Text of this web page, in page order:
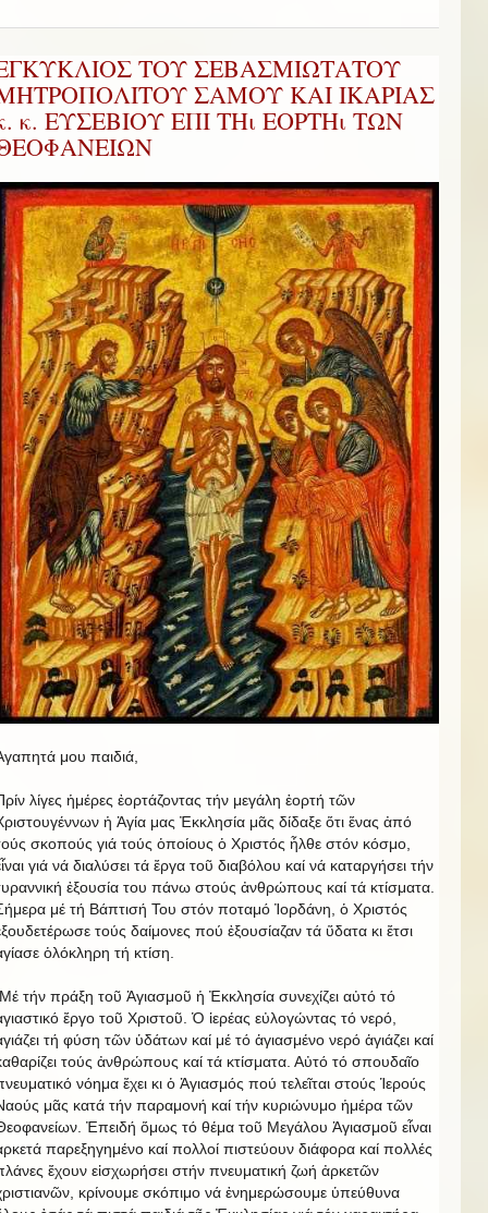
ΤΟΥ ΣΕΒΑΣΜΙΩΤΑΤΟΥ
ΣΑΜΟΥ ΚΑΙ ΙΚΑΡΙΑΣ
κ. ΕΥΣΕΒΙΟΥ ΕΠΙ ΤΗι ΕΟΡΤΗι ΤΩΝ
μου παιδιά,
λίγες ἡμέρες ἐορτάζοντας τήν μεγάλη ἑορτή τῶν
ἡ Ἁγία μας Ἐκκλησία μᾶς δίδαξε ὅτι ἕνας ἀπό
σκοπούς γιά τούς ὁποίους ὁ Χριστός ἦλθε στόν κόσμο,
γιά νά διαλύσει τά ἔργα τοῦ διαβόλου καί νά καταργήσει τήν
ἐξουσία του πάνω στούς ἀνθρώπους καί τά κτίσματα.
μέ τή Βάπτισή Του στόν ποταμό Ἰορδάνη, ὁ Χριστός
τούς δαίμονες πού ἐξουσίαζαν τά ὕδατα κι ἔτσι
ὁλόκληρη τή κτίση.
τήν πράξη τοῦ Ἁγιασμοῦ ἡ Ἐκκλησία συνεχίζει αὐτό τό
ἔργο τοῦ Χριστοῦ. Ὁ ἱερέας εὐλογώντας τό νερό,
τή φύση τῶν ὑδάτων καί μέ τό ἁγιασμένο νερό ἁγιάζει καί
τούς ἀνθρώπους καί τά κτίσματα. Αὐτό τό σπουδαῖο
νόημα ἔχει κι ὁ Ἁγιασμός πού τελεῖται στούς Ἱερούς
μᾶς κατά τήν παραμονή καί τήν κυριώνυμο ἡμέρα τῶν
Ἐπειδή ὅμως τό θέμα τοῦ Μεγάλου Ἁγιασμοῦ εἶναι
παρεξηγημένο καί πολλοί πιστεύουν διάφορα καί πολλές
ἔχουν εἰσχωρήσει στήν πνευματική ζωή ἀρκετῶν
κρίνουμε σκόπιμο νά ἐνημερώσουμε ὑπεύθυνα